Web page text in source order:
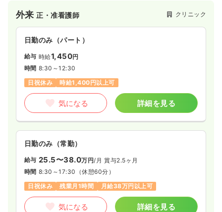
外来正・准看護師 クリニック
日勤のみ（パート）
給与 時給1,450円
時間 8:30～12:30
日祝休み
時給1,400円以上可
気になる 詳細を見る
日勤のみ（常勤）
給与 25.5〜38.0万円/月 賞与2.5ヶ月
時間 8:30～17:30 （休憩60分）
日祝休み
残業月1時間 月給38万円以上可
気になる 詳細を見る